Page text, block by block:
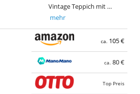
Vintage Teppich mit …
mehr
ca. 105 €
ca. 80 €
Top Preis